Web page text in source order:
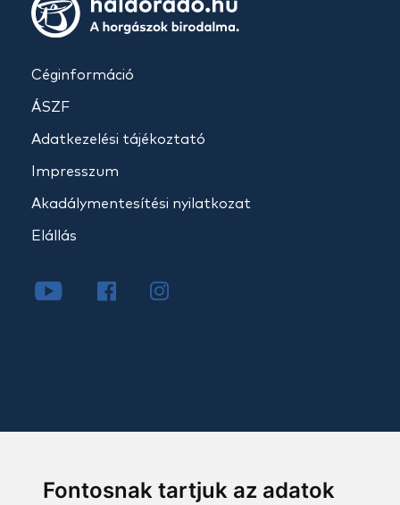
Fontosnak tartjuk az adatok
Céginformáció
ÁSZF
Adatkezelési tájékoztató
Impresszum
Akadálymentesítési nyilatkozat
Elállás